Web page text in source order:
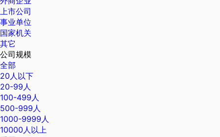
上市公司
事业单位
国家机关
其它
公司规模
全部
20人以下
20-99人
100-499人
500-999人
1000-9999人
10000人以上